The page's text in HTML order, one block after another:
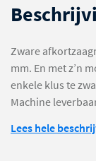
Zware
mm. En met z’n
enkele klus te
Machine
Lees hele